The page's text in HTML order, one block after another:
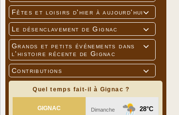

Fêtes et loisirs d'hier à aujourd'hui

Le désenclavement de Gignac

Grands et petits événements dans
l'histoire récente de Gignac

Contributions
Quel temps fait-il à Gignac ?